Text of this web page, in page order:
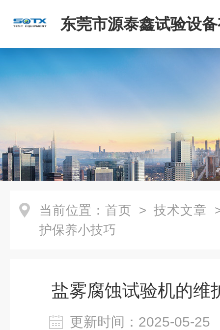
东莞市源泰鑫试验设
司
当前位置： 首页 > 技术文章
护保养小技巧
盐雾腐蚀试验机的维
更新时间：2025-05-